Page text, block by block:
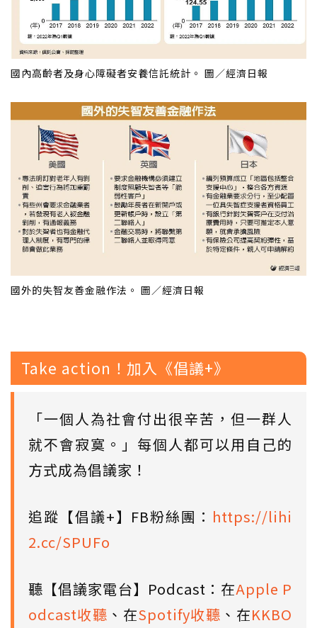
國內高齡者及身心障礙者安養信託統計。 圖／經濟日報
國外的失智友善金融作法。 圖／經濟日報
Take action！加入《倡議+》
「一個人為社會付出很辛苦，但一群人
就不會寂寞。」每個人都可以用自己的
方式成為倡議家！
追蹤【倡議+】FB粉絲團： https://lihi
2.cc/SPUFo
聽【倡議家電台】Podcast：在Apple P
odcast收聽 、在Spotify收聽 、在KKBO